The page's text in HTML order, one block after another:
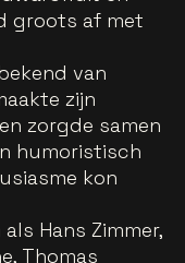
groots af met
van
zijn
zorgde samen
humoristisch
kon
Hans Zimmer,
Thomas